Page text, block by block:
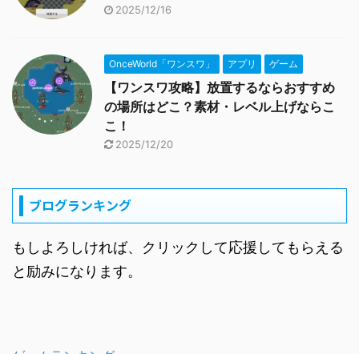
2025/12/16
OnceWorld「ワンスワ」 アプリ ゲーム
【ワンスワ攻略】放置するならおすすめ
の場所はどこ？素材・レベル上げならこ
こ！
2025/12/20
ブログランキング
もしよろしければ、クリックして応援してもらえる
と励みになります。